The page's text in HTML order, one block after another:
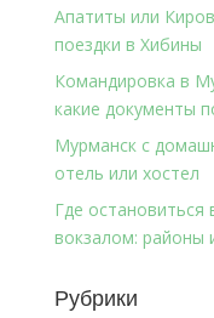
Апатиты или
поездки в Хибины
Командировка в
какие документы
Мурманск с
отель или хостел
Где
вокзалом: районы
Рубрики